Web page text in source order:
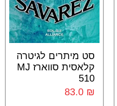
סט מיתרים לגיטרה
קלאסית סווארז MJ
510
₪